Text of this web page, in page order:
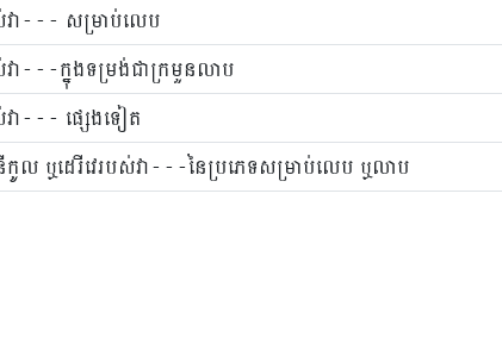
ា ​- - - សម្រាប់លេប
ា - - -ក្នុងទម្រង់ជាក្រមួនលាប
ា - - - ផ្សេងទៀត
នីកូល ឬដេរីវេរបស់វា - - -នៃប្រភេទសម្រាប់លេប ឬលាប